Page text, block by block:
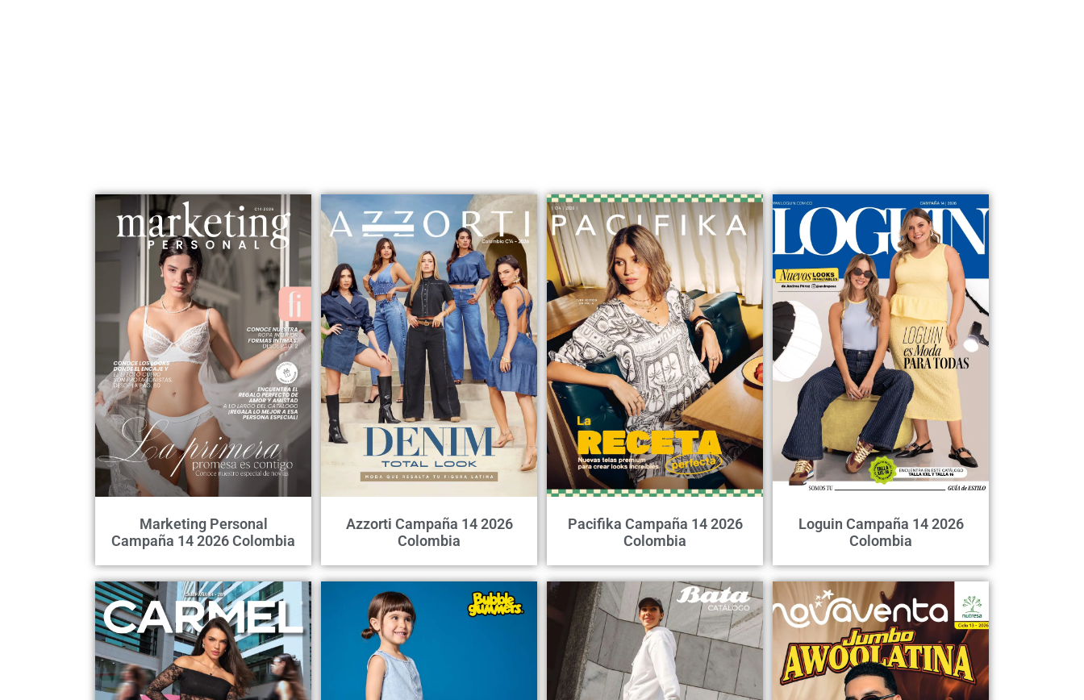
Marketing Personal
Campaña 14 2026 Colombia
Azzorti Campaña 14 2026
Colombia
Pacifika Campaña 14 2026
Colombia
Loguin Campaña 14 2026
Colombia